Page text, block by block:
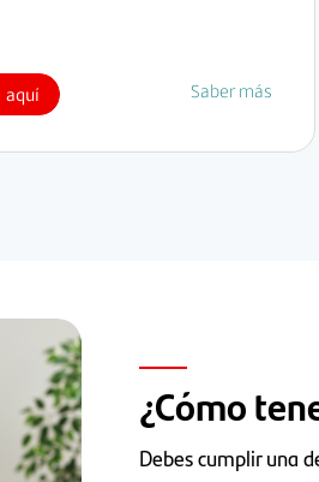
aquí Saber más
¿Cómo
Debes cumplir una